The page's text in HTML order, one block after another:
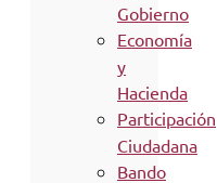
Gobierno
Economía
y
Hacienda
Participación
Ciudadana
Bando